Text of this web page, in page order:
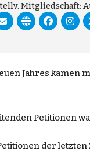
Mitgliedschaft:
Jahres kamen
Petitionen
der letzten